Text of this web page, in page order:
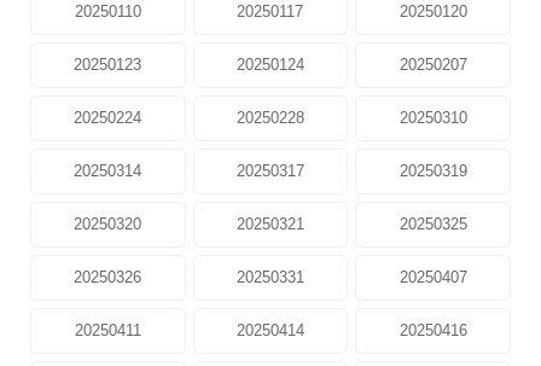
20250110 20250117 20250120
20250123 20250124 20250207
20250224 20250228 20250310
20250314 20250317 20250319
20250320 20250321 20250325
20250326 20250331 20250407
20250411 20250414 20250416